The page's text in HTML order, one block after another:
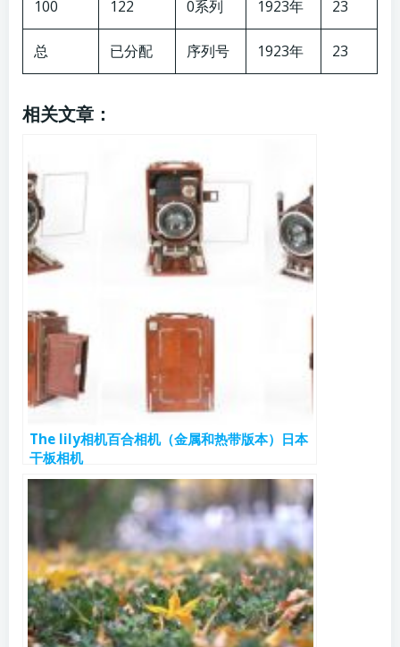
100 122 0系列 1923年 23
总 已分配 序列号 1923年 23
相关文章：
The lily相机百合相机（金属和热带版本）日本
干板相机